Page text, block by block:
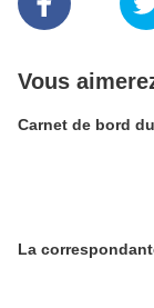
Vous
Carnet de bord
La